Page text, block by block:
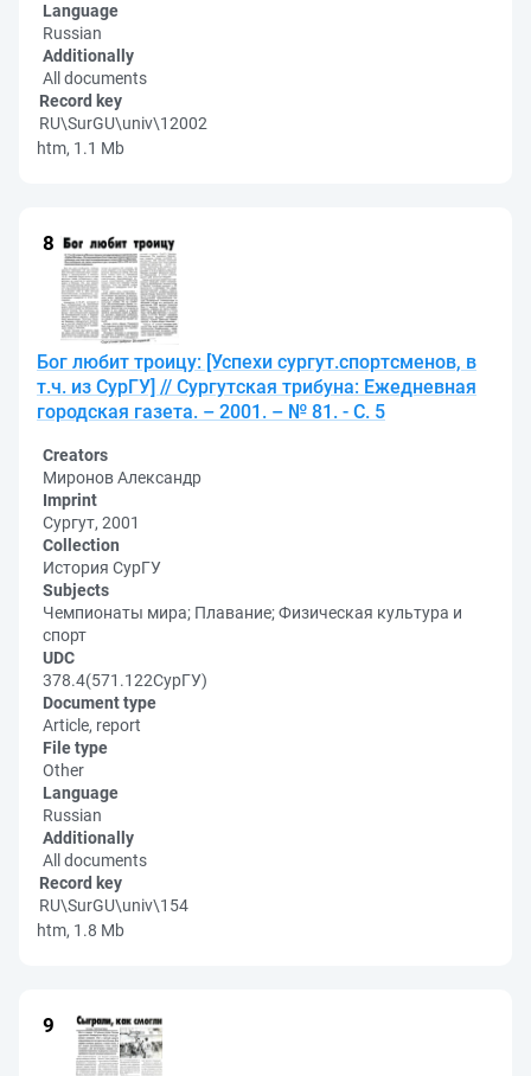
Language
Russian
Additionally
All documents
Record key
RU\SurGU\univ\12002
htm, 1.1 Mb
Бог любит троицу: [Успехи сургут.спортсменов, в
т.ч. из СурГУ] // Сургутская трибуна: Ежедневная
городская газета. – 2001. – № 81. - С. 5
Creators
Миронов Александр
Imprint
Сургут, 2001
Collection
История СурГУ
Subjects
Чемпионаты мира; Плавание; Физическая культура и
спорт
UDC
378.4(571.122СурГУ)
Document type
Article, report
File type
Other
Language
Russian
Additionally
All documents
Record key
RU\SurGU\univ\154
htm, 1.8 Mb